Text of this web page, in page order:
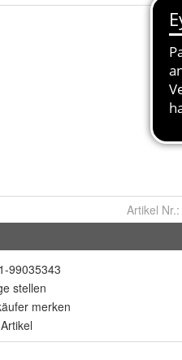
Artikel Nr.:
99035343
stellen
merken